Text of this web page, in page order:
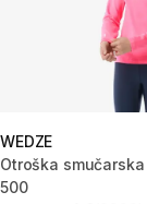
WEDZE
Otroška
500